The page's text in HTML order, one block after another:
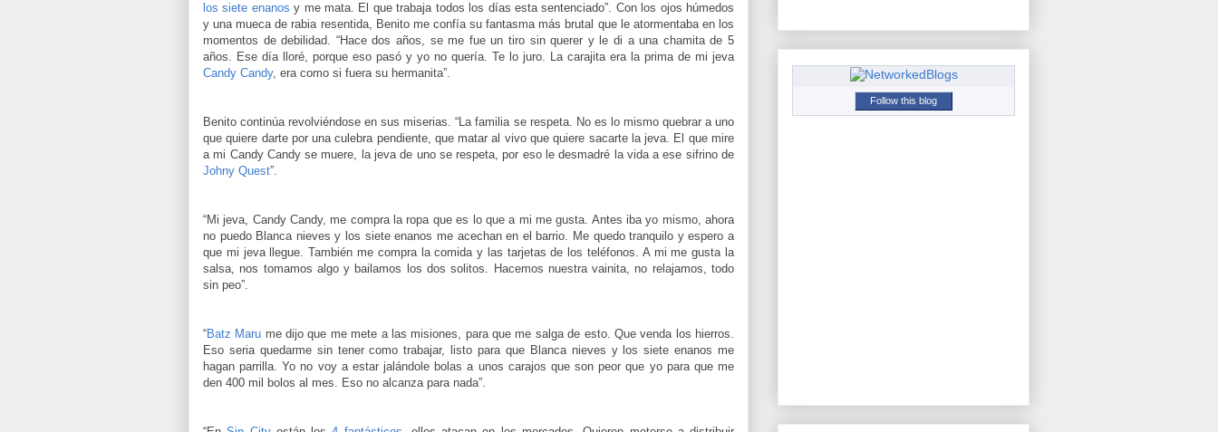
los siete enanosy me mata. El que trabaja todos los días esta sentenciado”. Con los ojos húmedos
y una mueca de rabia resentida, Benito me confía su fantasma más brutal que le atormentaba en los
momentos de debilidad. “Hace dos años, se me fue un tiro sin querer y le di a una chamita de 5
años. Ese día lloré, porque eso pasó y yo no quería. Te lo juro. La carajita era la prima de mi jeva
Candy Candy, era como si fuera su hermanita”.
Benito continúa revolviéndose en sus miserias. “La familia se respeta. No es lo mismo quebrar a uno
que quiere darte por una culebra pendiente, que matar al vivo que quiere sacarte la jeva. El que mire
a mi Candy Candy se muere, la jeva de uno se respeta, por eso le desmadré la vida a ese sifrino de
Johny Quest”.
“Mi jeva, Candy Candy, me compra la ropa que es lo que a mi me gusta. Antes iba yo mismo, ahora
no puedo Blanca nieves y los siete enanos me acechan en el barrio. Me quedo tranquilo y espero a
que mi jeva llegue. También me compra la comida y las tarjetas de los teléfonos. A mi me gusta la
salsa, nos tomamos algo y bailamos los dos solitos. Hacemos nuestra vainita, no relajamos, todo
sin peo”.
“Batz Maru me dijo que me mete a las misiones, para que me salga de esto. Que venda los hierros.
Eso seria quedarme sin tener como trabajar, listo para que Blanca nieves y los siete enanos me
hagan parrilla. Yo no voy a estar jalándole bolas a unos carajos que son peor que yo para que me
den 400 mil bolos al mes. Eso no alcanza para nada”.
Follow this blog